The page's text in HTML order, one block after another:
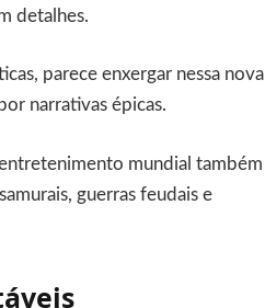
detalhes.
parece enxergar nessa nova
narrativas épicas.
mundial também
guerras feudais e